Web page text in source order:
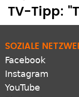
29. JUNI, HR,
TV-Tipp:
SOZIALE
Facebook
Instagram